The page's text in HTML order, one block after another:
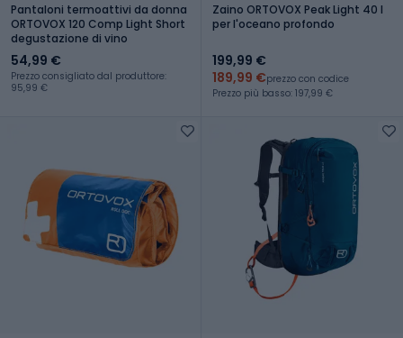
Pantaloni termoattivi da donna
ORTOVOX 120 Comp Light Short
degustazione di vino
54,99 €
Prezzo consigliato dal produttore:
95,99 €
Zaino ORTOVOX Peak Light 40 l
per l'oceano profondo
199,99 €
189,99 €prezzo con codice
Prezzo più basso: 197,99 €